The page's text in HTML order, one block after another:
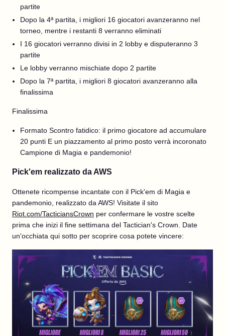
partite
Dopo la 4ª partita, i migliori 16 giocatori avanzeranno nel
torneo, mentre i restanti 8 verranno eliminati
I 16 giocatori verranno divisi in 2 lobby e disputeranno 3
partite
Le lobby verranno mischiate dopo 2 partite
Dopo la 7ª partita, i migliori 8 giocatori avanzeranno alla
finalissima
Finalissima
Formato Scontro fatidico: il primo giocatore ad accumulare
20 punti E un piazzamento al primo posto verrà incoronato
Campione di Magia e pandemonio!
Pick'em realizzato da AWS
Ottenete ricompense incantate con il Pick'em di Magia e
pandemonio, realizzato da AWS! Visitate il sito
Riot.com/TacticiansCrown per confermare le vostre scelte
prima che inizi il fine settimana del Tactician's Crown. Date
un'occhiata qui sotto per scoprire cosa potete vincere: